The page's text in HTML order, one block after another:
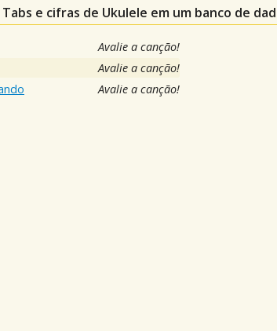
Tabs e cifras de Ukulele em um banco de
Avalie a canção!
Avalie a canção!
Avalie a canção!